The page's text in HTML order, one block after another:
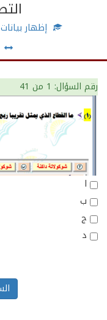
إظهار
رقم السؤال: 1 من 41
ا
ب
ج
د